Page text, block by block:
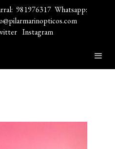
981976317 Whatsapp:
Instagram